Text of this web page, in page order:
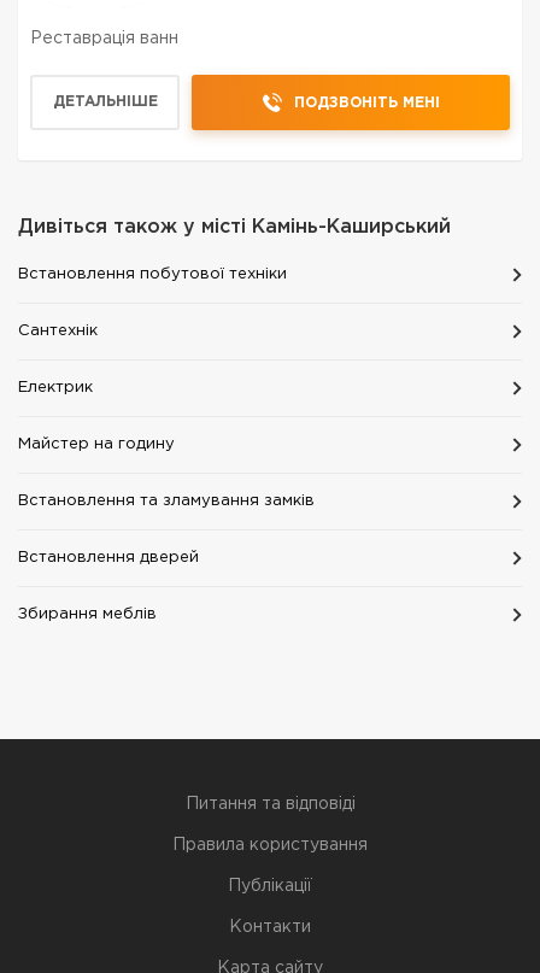
Реставрація ванн
ДЕТАЛЬНІШЕ ПОДЗВОНІТЬ МЕНІ
Дивіться також у місті Камінь-Каширський
Встановлення побутової техніки
Сантехнік
Електрик
Майстер на годину
Встановлення та зламування замків
Встановлення дверей
Збирання меблів
Питання та відповіді
Правила користування
Публікації
Контакти
Карта сайту